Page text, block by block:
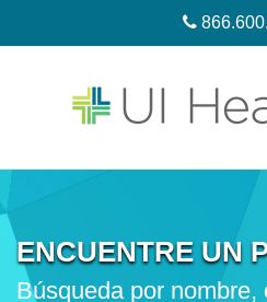
ENCUENTRE UN
Búsqueda por nombre,